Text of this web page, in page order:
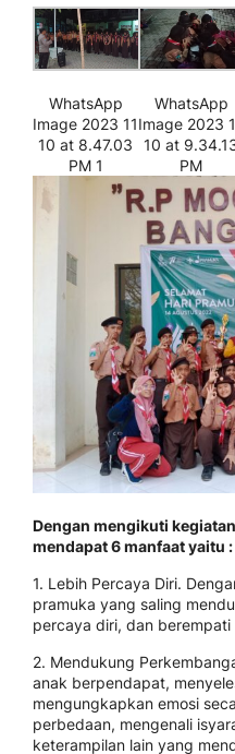
WhatsApp
Image 2023 11
10 at 8.47.03
PM 1
WhatsApp
Image 2023
10 at
PM
Dengan mengikuti
mendapat 6 manfaat yaitu :
1. Lebih Percaya Diri.
pramuka yang saling
percaya diri, dan berempati
2. Mendukung
anak berpendapat,
mengungkapkan emosi
perbedaan, mengenali
keterampilan lain yang